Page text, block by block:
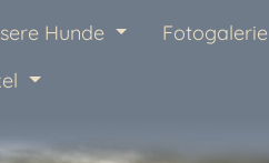
Hunde Fotogalerie